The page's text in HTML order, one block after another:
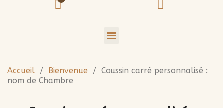
Accueil Bienvenue
Coussin carré personnalisé :
nom de Chambre